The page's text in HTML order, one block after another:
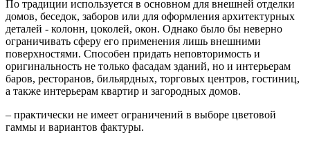
По традиции используется в основном для внешней отделки
домов, беседок, заборов или для оформления архитектурных
деталей - колонн, цоколей, окон. Однако было бы неверно
ограничивать сферу его применения лишь внешними
поверхностями. Способен придать неповторимость и
оригинальность не только фасадам зданий, но и интерьерам
баров, ресторанов, бильярдных, торговых центров, гостиниц,
а также интерьерам квартир и загородных домов.
– практически не имеет ограничений в выборе цветовой
гаммы и вариантов фактуры.